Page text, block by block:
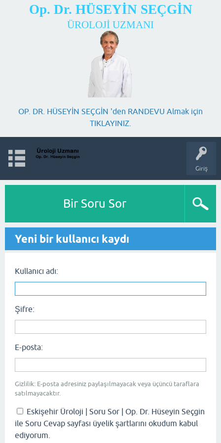
Op. Dr. HÜSEYİN SEÇGİN
ÜROLOJİ UZMANI
OP. DR. HÜSEYİN SEÇGİN 'den RANDEVU Almak için
TIKLAYINIZ.
Giriş
Bir Soru Sor
Yeni bir kullanıcı kaydı
Kullanıcı adı:
Şifre:
E-posta:
Gizlilik: E-posta adresiniz paylaşılmayacak veya üçüncü taraflara
satılmayacaktır.
Eskişehir Üroloji | Soru Sor | Op. Dr. Hüseyin Seçgin
ile Soru Cevap sayfası üyelik şartlarını okudum kabul
ediyorum.